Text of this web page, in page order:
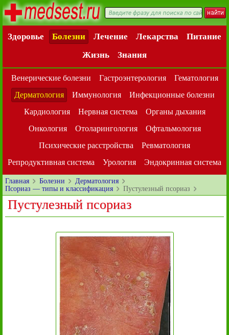
Здоровье Болезни Лечение Лекарства
Питание
Жизнь
Знания
Венерические болезни Гастроэнтерология
Гематология
Дерматология
Иммунология
Инфекционные болезни
Кардиология
Нервная система
Органы дыхания
Онкология
Отоларингология
Офтальмология
Психические расстройства
Ревматология
Репродуктивная система
Урология Эндокринная система
Главная Болезни
Дерматология
Псориаз — типы и классификация
Пустулезный псориаз
Пустулезный псориаз